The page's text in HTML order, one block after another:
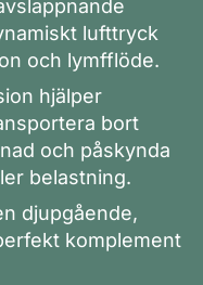
lufttryck
och lymfflöde.
hjälper
bort
och påskynda
belastning.
djupgående,
komplement